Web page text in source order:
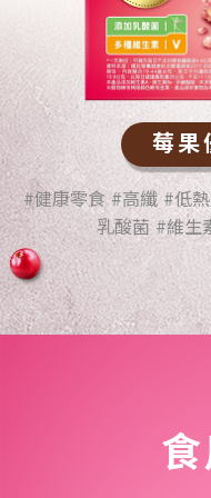
莓果
#健康零食 #高纖 #低
乳酸菌 #維